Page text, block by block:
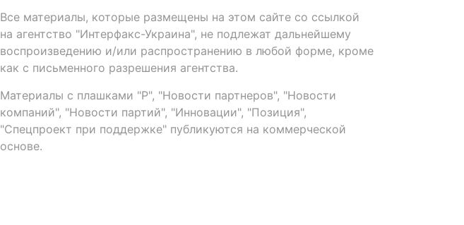
Все материалы, которые размещены на этом сайте со ссылкой
на агентство "Интерфакс-Украина", не подлежат дальнейшему
воспроизведению и/или распространению в любой форме, кроме
как с письменного разрешения агентства.
Материалы с плашками "Р", "Новости партнеров", "Новости
компаний", "Новости партий", "Инновации", "Позиция",
"Спецпроект при поддержке" публикуются на коммерческой
основе.